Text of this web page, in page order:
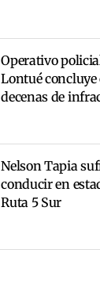
Operativo
Lontué concluye
decenas de
Nelson Tapia
conducir en
Ruta 5 Sur